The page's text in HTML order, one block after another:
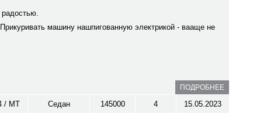
машину нашпигованную электрикой - вааще не
ПОДРОБНЕЕ
/ MT Седан 145000 4 15.05.2023